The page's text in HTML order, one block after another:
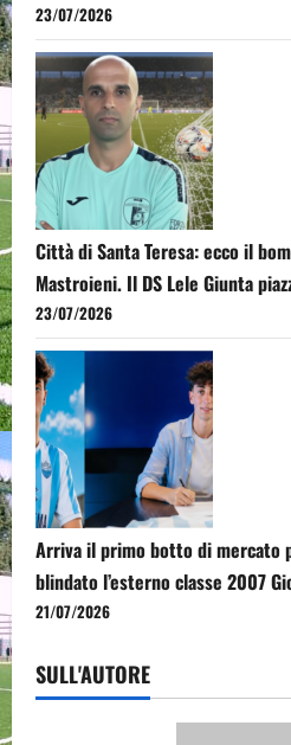
23/07/2026
Città di Santa Teresa: ecco il
Mastroieni. Il DS Lele Giunta
23/07/2026
Arriva il primo botto di mercato
blindato l’esterno classe 2007
21/07/2026
SULL'AUTORE